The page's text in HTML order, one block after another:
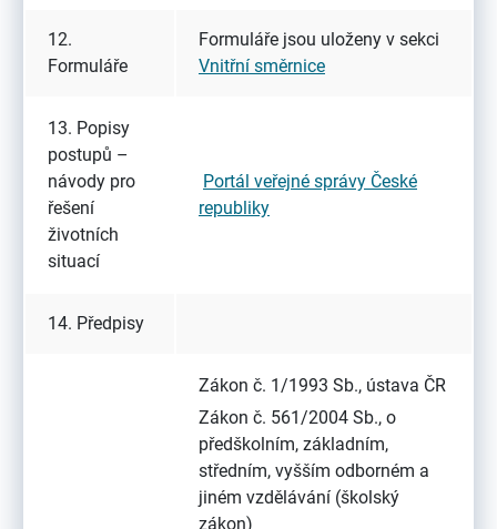
12.
Formuláře
Formuláře jsou uloženy v sekci
Vnitřní směrnice
13. Popisy
postupů –
návody pro
řešení
životních
situací
Portál veřejné správy České
republiky
14. Předpisy
Zákon č. 1/1993 Sb., ústava ČR
Zákon č. 561/2004 Sb., o
předškolním, základním,
středním, vyšším odborném a
jiném vzdělávání (školský
zákon)